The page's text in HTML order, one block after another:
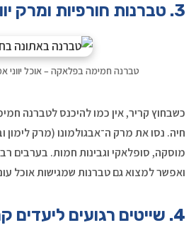
3. טברנות חורפיות ומרק יווני מסורתי
טברנה חמימה בפלאקה – אוכל יווני
כשבחוץ קריר, אין כמו להיכנס לטברנה
חיה. נסו את מרק ה־אבגולמונו (מרק
מוסקה, סופלאקי וגבינות חמות. בערבים
ואפשר למצוא גם טברנות שמגישות אוכל
4. שייטים רגועים ליעדים קרובים